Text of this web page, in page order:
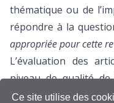
Ce site utilise des
thématique ou de
répondre à la
appropriée pour cette
L’évaluation des
niveau de qualité
l’information sur la